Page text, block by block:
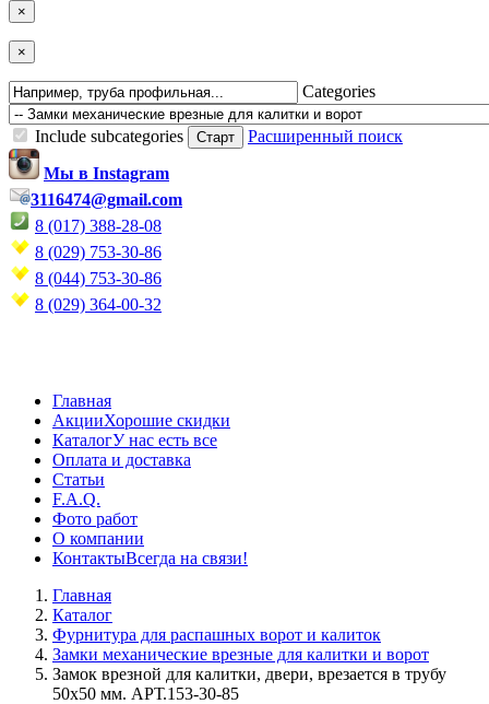
×
×
Categories
Include subcategories
Расширенный поиск
Мы в Instagram
3116474@gmail.com
8 (017) 388-28-08
8 (029) 753-30-86
8 (044) 753-30-86
8 (029) 364-00-32
Главная
АкцииХорошие скидки
КаталогУ нас есть все
Оплата и доставка
Статьи
F.A.Q.
Фото работ
О компании
КонтактыВсегда на связи!
Главная
Каталог
Фурнитура для распашных ворот и калиток
Замки механические врезные для калитки и ворот
Замок врезной для калитки, двери, врезается в трубу
50х50 мм. АРТ.153-30-85